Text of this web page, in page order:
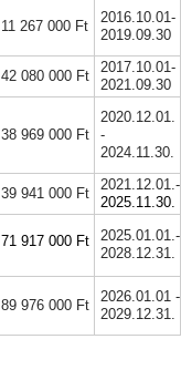
11 267 000 Ft
2016.10.01-
2019.09.30
42 080 000 Ft
2017.10.01-
2021.09.30
38 969 000 Ft
2020.12.01.
-
2024.11.30.
39 941 000 Ft
2021.12.01. -
2025.11.30.
71 917 000 Ft
2025.01.01.-
2028.12.31.
89 976 000 Ft
2026.01.01 -
2029.12.31.